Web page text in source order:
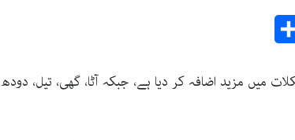
مزید اضافہ کر دیا ہے، جبکہ آٹا، گھی، تیل،